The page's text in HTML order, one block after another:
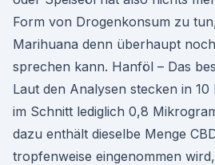
Form von Drogenkonsum zu
Marihuana denn überhaupt
sprechen kann. Hanföl – Das
Laut den Analysen stecken in
im Schnitt lediglich 0,8
dazu enthält dieselbe Menge
tropfenweise eingenommen